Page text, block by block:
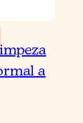
a